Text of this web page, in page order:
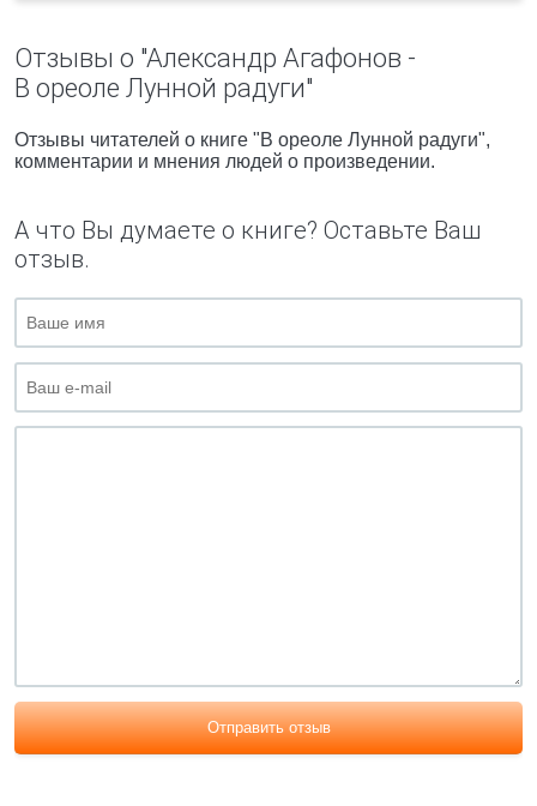
Отзывы о "Александр Агафонов -
В ореоле Лунной радуги"
Отзывы читателей о книге "В ореоле Лунной радуги",
комментарии и мнения людей о произведении.
А что Вы думаете о книге? Оставьте Ваш
отзыв.
Отправить отзыв